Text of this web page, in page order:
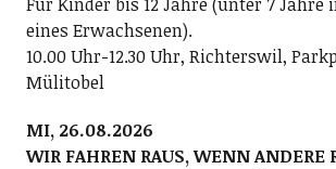
eines Erwachsenen).
10.00 Uhr-12.30 Uhr, Richterswil,
Mülitobel
MI, 26.08.2026
WIR FAHREN RAUS, WENN